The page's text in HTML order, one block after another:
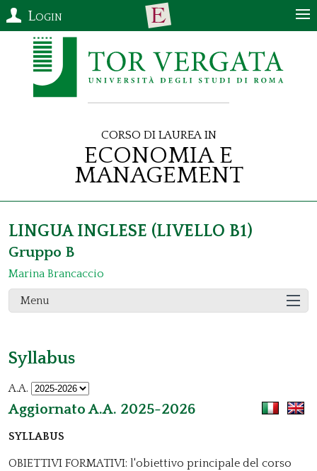
Login
Corso di Laurea in
Economia e
Management
LINGUA INGLESE (LIVELLO B1)
Gruppo B
Marina Brancaccio
Menu
Syllabus
A.A.
Aggiornato A.A. 2025-2026
SYLLABUS
OBIETTIVI FORMATIVI: l'obiettivo principale del corso